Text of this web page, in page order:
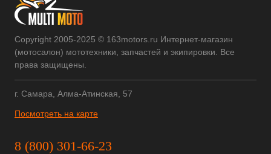
Copyright 2005-2025 © 163motors.ru Интернет-магазин
(мотосалон) мототехники, запчастей и экипировки. Все
права защищены.
г. Самара, Алма-Атинская, 57
Посмотреть на карте
8 (800) 301-66-23